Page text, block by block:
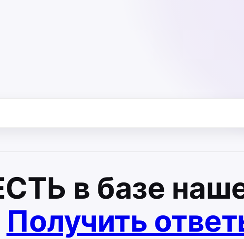
в базе
Получить